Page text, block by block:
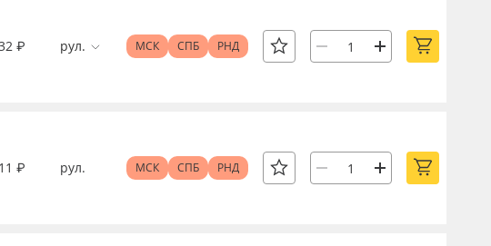
₽ рул. МСК СПБ РНД
₽ рул. МСК СПБ РНД